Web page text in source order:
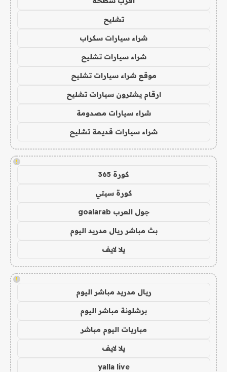
تشليح
شراء سيارات سكراب
شراء سيارات تشليح
موقع شراء سيارات تشليح
ارقام يشترون سيارات تشليح
شراء سيارات مصدومة
شراء سيارات قديمة تشليح
!
كورة 365
كورة سيتي
جول العرب goalarab
بث مباشر ريال مدريد اليوم
يلا لايف
!
ريال مدريد مباشر اليوم
برشلونة مباشر اليوم
مباريات اليوم مباشر
يلا لايف
yalla live